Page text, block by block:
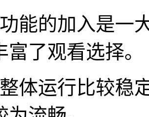
能的加入是一
了观看选择。
体运行比较稳